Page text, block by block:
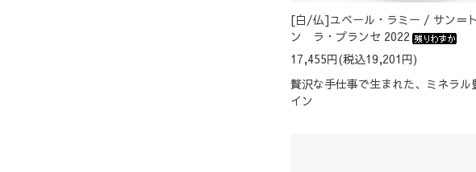
[白/仏]ユベール・ラミー / サン＝
ン ラ・プランセ 2022
17,455円(税込19,201円)
贅沢な手仕事で生まれた、ミネラル
イン